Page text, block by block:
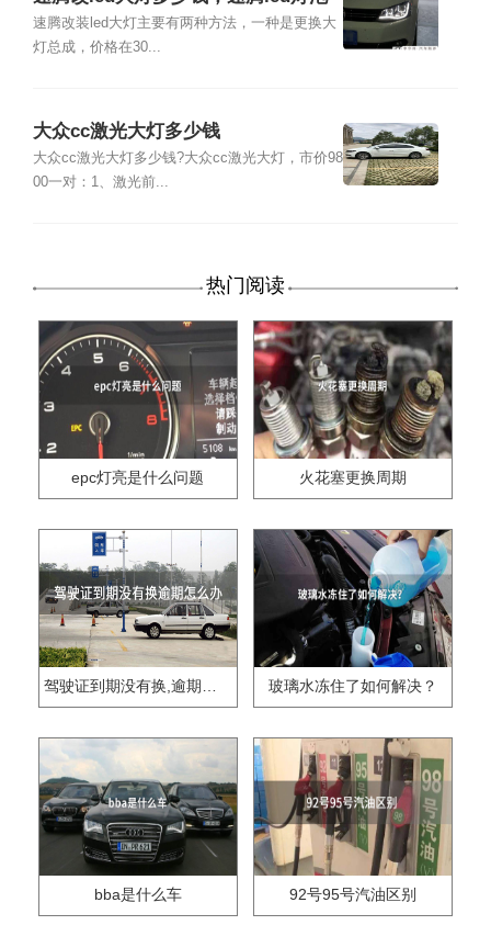
多少钱
速腾改装led大灯主要有两种方法，一种是更换大
灯总成，价格在30...
大众cc激光大灯多少钱
大众cc激光大灯多少钱?大众cc激光大灯，市价98
00一对：1、激光前...
热门阅读
epc灯亮是什么问题 火花塞更换周期
驾驶证到期没有换,逾期怎么办?? 玻璃水冻住了如何解决？
bba是什么车 92号95号汽油区别